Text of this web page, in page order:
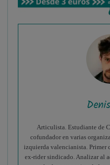
Articulista. Estudiante de
cofundador en varias
izquierda valencianista. Primer
ex-rider sindicado. Analizar al